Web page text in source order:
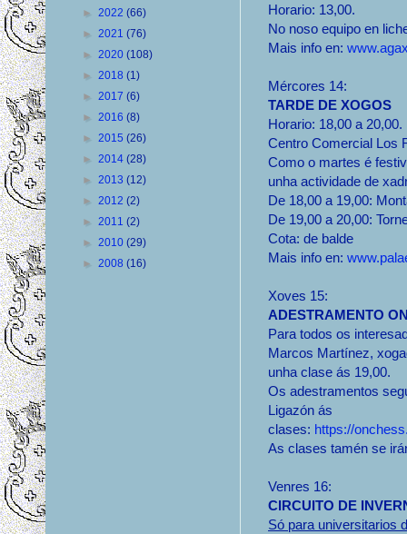
Horario: 13,00.
No noso equipo en
Mais info en:
Mércores 14:
TARDE DE XOGOS
Horario: 18,00 a 20,00.
Centro Comercial Los
Como o martes é
unha actividade de
De 18,00 a 19,00:
De 19,00 a 20,00:
Cota: de balde
Mais info en:
Xoves 15:
ADESTRAMENTO
Para todos os
Marcos Martínez,
unha clase ás 19,00.
Os adestramentos
Ligazón ás
clases: https://
As clases tamén se
Venres 16:
CIRCUITO DE
Só para universitarios
► 2022 (66)
► 2021 (76)
► 2020 (108)
► 2018 (1)
► 2017 (6)
► 2016 (8)
► 2015 (26)
► 2014 (28)
► 2013 (12)
► 2012 (2)
► 2011 (2)
► 2010 (29)
► 2008 (16)